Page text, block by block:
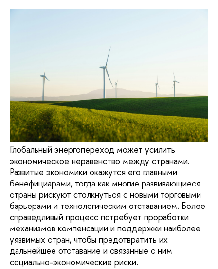
Глобальный энергопереход может усилить
экономическое неравенство между странами.
Развитые экономики окажутся его главными
бенефициарами, тогда как многие развивающиеся
страны рискуют столкнуться с новыми торговыми
барьерами и технологическим отставанием. Более
справедливый процесс потребует проработки
механизмов компенсации и поддержки наиболее
уязвимых стран, чтобы предотвратить их
дальнейшее отставание и связанные с ним
социально-экономические риски.